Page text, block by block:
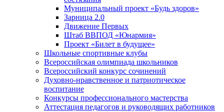
Муниципальный проект «Будь здоров»
Зарница 2.0
Движение Первых
Штаб ВВПОД «Юнармия»
Проект «Билет в будущее»
Школьные спортивные клубы
Всероссийская олимпиада школьников
Всероссийский конкурс сочинений
Духовно-нравственное и патриотическое
воспитание
Конкурсы профессионального мастерства
Аттестация педагогов и руководящих работников